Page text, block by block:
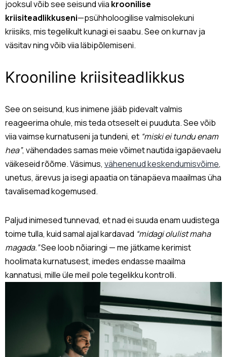
jooksul võib see seisund viia kroonilise
kriisiteadlikkuseni—psühholoogilise valmisolekuni
kriisiks, mis tegelikult kunagi ei saabu. See on kurnav ja
väsitav ning võib viia läbipõlemiseni.
Krooniline kriisiteadlikkus
See on seisund, kus inimene jääb pidevalt valmis
reageerima ohule, mis teda otseselt ei puuduta. See võib
viia vaimse kurnatuseni ja tundeni, et “miski ei tundu enam
hea”, vähendades samas meie võimet nautida igapäevaelu
väikeseid rõõme. Väsimus, vähenenud keskendumisvõime,
unetus, ärevus ja isegi apaatia on tänapäeva maailmas üha
tavalisemad kogemused.
Paljud inimesed tunnevad, et nad ei suuda enam uudistega
toime tulla, kuid samal ajal kardavad “midagi olulist maha
magada.”See loob nõiaringi — me jätkame kerimist
hoolimata kurnatusest, imedes endasse maailma
kannatusi, mille üle meil pole tegelikku kontrolli.